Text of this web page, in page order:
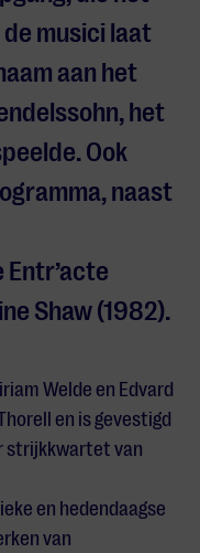
musici laat
aan het
het
Ook
naast
Shaw (1982).
Welde en Edvard
en is gevestigd
strijkkwartet van
en hedendaagse
van